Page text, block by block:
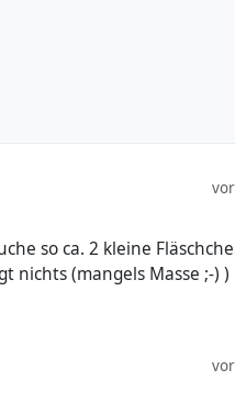
so ca. 2 kleine
nichts (mangels Masse ;-) )